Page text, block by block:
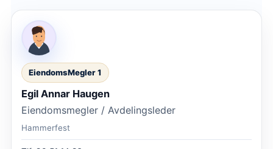
EiendomsMegler 1
Egil Annar Haugen
Eiendomsmegler / Avdelingsleder
Hammerfest